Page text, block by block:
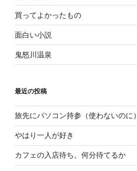
買ってよかったもの
面白い小説
鬼怒川温泉
最近の投稿
旅先にパソコン持参（使わないのに）
やはり一人が好き
カフェの入店待ち。何分待てるか